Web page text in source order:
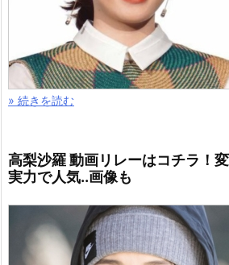
» 続きを読む
高梨沙羅 動画リレーはコチラ！
実力で人気..画像も